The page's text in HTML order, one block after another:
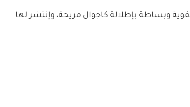
وبساطة بإطلالة كاجوال مريحة، وإنتشر لها